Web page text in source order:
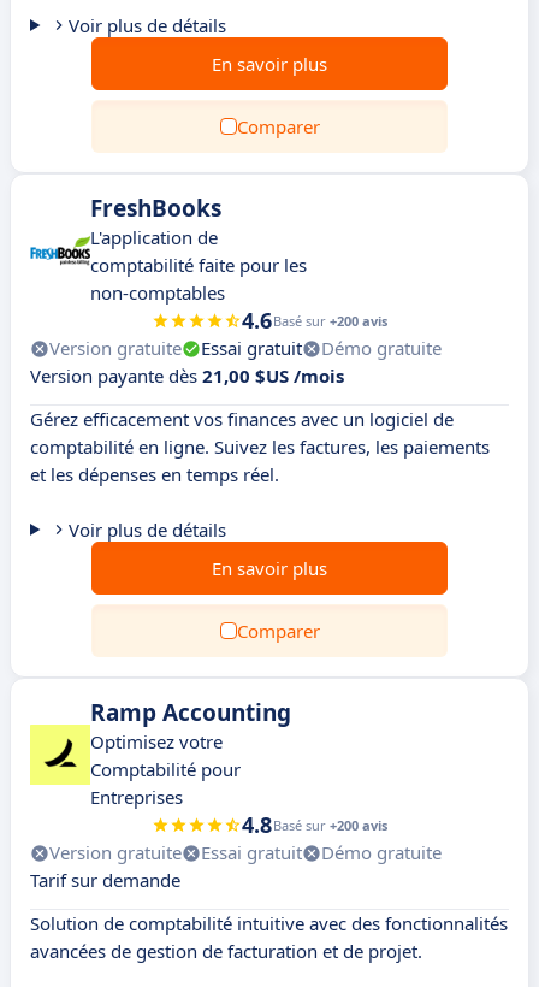
Voir plus de détails
En savoir plus
Comparer
FreshBooks
L'application de
comptabilité faite pour les
non-comptables
4.6Basé sur +200 avis
Version gratuite Essai gratuit
Démo gratuite
Version payante dès 21,00 $US /mois
Gérez efficacement vos finances avec un logiciel de
comptabilité en ligne. Suivez les factures, les paiements
et les dépenses en temps réel.
Voir plus de détails
En savoir plus
Comparer
Ramp Accounting
Optimisez votre
Comptabilité pour
Entreprises
4.8Basé sur +200 avis
Version gratuite Essai gratuit
Démo gratuite
Tarif sur demande
Solution de comptabilité intuitive avec des fonctionnalités
avancées de gestion de facturation et de projet.